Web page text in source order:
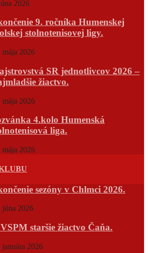
2026
9. ročníka Humenskej
stolnotenisovej ligy.
mája 2026
SR jednotlivcov 2026 –
žiactvo.
mája 2026
4.kolo Humenská
liga.
mája 2026
sezóny v Chlmci 2026.
júna 2026
staršie žiactvo Čaňa.
januára 2026